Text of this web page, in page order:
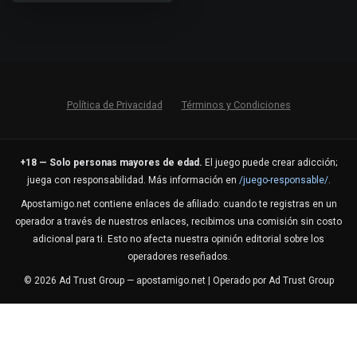
Política de Privacidad Términos y Condiciones
+18 — Solo personas mayores de edad. El juego puede crear adicción;
juega con responsabilidad. Más información en /juego-responsable/.
Apostamigo.net contiene enlaces de afiliado: cuando te registras en un
operador a través de nuestros enlaces, recibimos una comisión sin costo
adicional para ti. Esto no afecta nuestra opinión editorial sobre los
operadores reseñados.
© 2026 Ad Trust Group — apostamigo.net | Operado por Ad Trust Group